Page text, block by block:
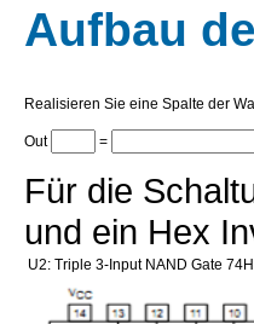
Aufbau
Realisieren Sie eine Spalte der
Out =
Für die
und ein Hex
U2: Triple 3-Input NAND Gate